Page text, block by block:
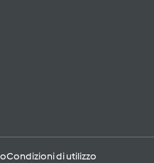
Condizioni di utilizzo